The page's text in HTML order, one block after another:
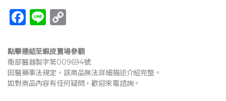
F
c
e
b
Li
e p
y
Li
點擊連結至蝦皮賣場參觀
衛部醫器製字第009694號
因醫藥事法規定，該商品無法詳細描述介紹完整。
如對商品內容有任何疑問，歡迎來電諮詢。